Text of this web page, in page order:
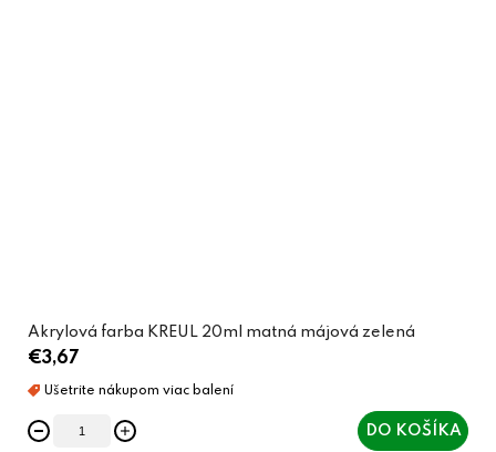
Akrylová farba KREUL 20ml matná májová zelená
€3,67
DO KOŠÍKA